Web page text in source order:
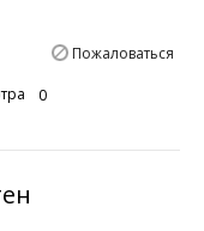
Пожаловаться
0